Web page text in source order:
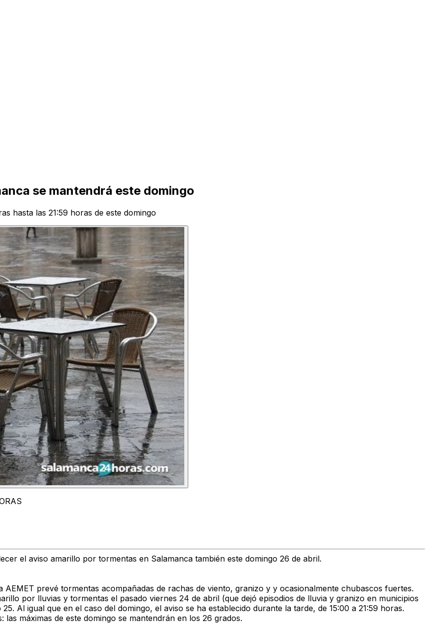
se mantendrá este domingo
hasta las 21:59 horas de este domingo
el aviso amarillo por tormentas en Salamanca también este domingo 26 de abril.
AEMET prevé tormentas acompañadas de rachas de viento, granizo y y ocasionalmente chubascos fuertes.
por lluvias y tormentas el pasado viernes 24 de abril (que dejó episodios de lluvia y granizo en municipios
25. Al igual que en el caso del domingo, el aviso se ha establecido durante la tarde, de 15:00 a 21:59 horas.
las máximas de este domingo se mantendrán en los 26 grados.